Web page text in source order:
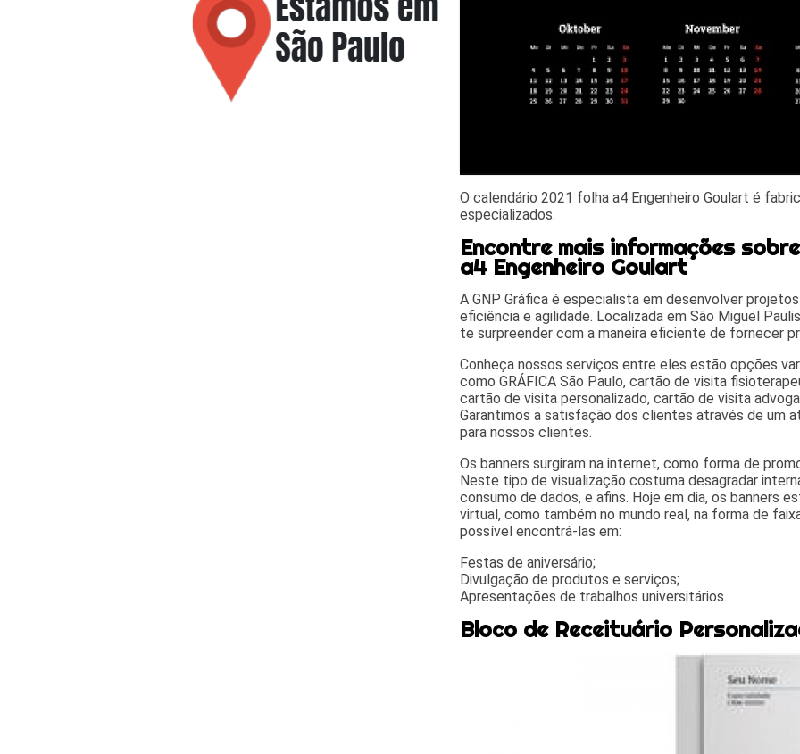
O calendário 2021 folha a4 Engenheiro Goulart é
especializados.
Encontre mais informações
a4 Engenheiro Goulart
A GNP Gráfica é especialista em desenvolver
eficiência e agilidade. Localizada em São Miguel
te surpreender com a maneira eficiente de fornecer
Conheça nossos serviços entre eles estão opções
como GRÁFICA São Paulo, cartão de visita
cartão de visita personalizado, cartão de visita
Garantimos a satisfação dos clientes através de um
para nossos clientes.
Os banners surgiram na internet, como forma de
Neste tipo de visualização costuma desagradar
consumo de dados, e afins. Hoje em dia, os banners
virtual, como também no mundo real, na forma de
possível encontrá-las em:
Festas de aniversário;
Divulgação de produtos e serviços;
Apresentações de trabalhos universitários.
Bloco de Receituário